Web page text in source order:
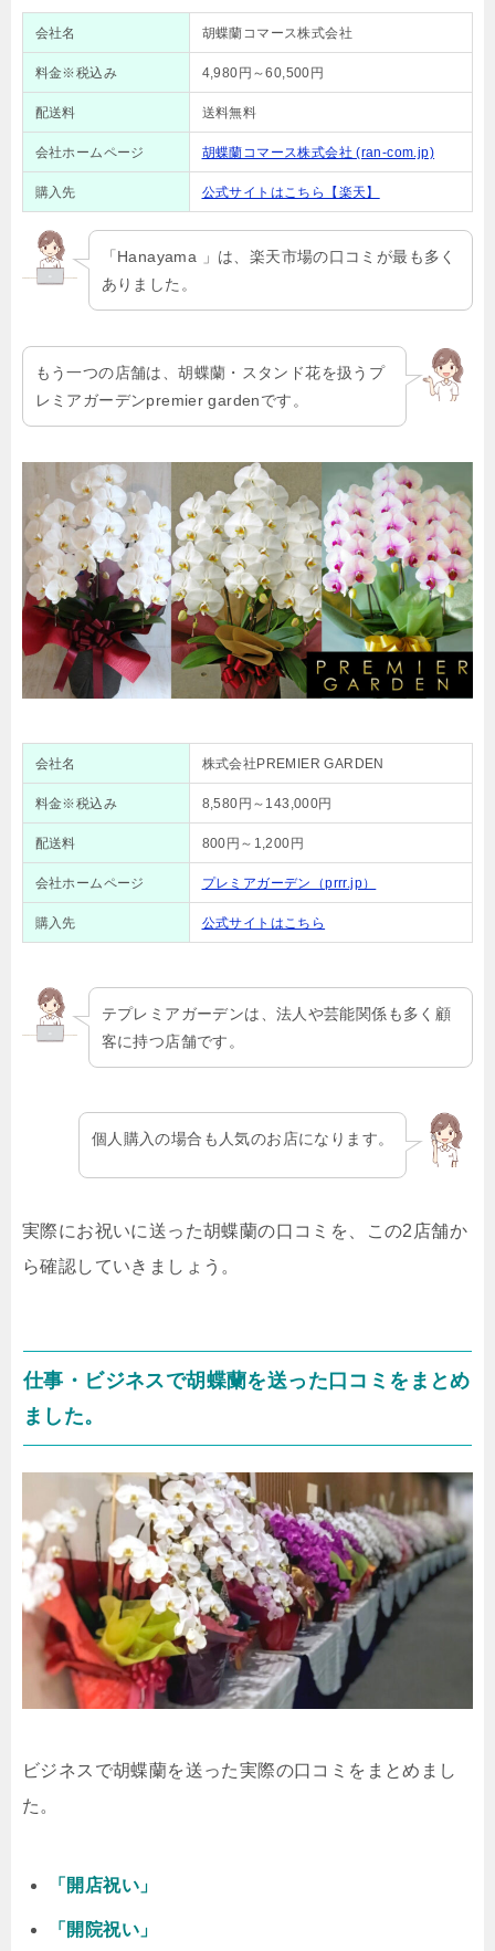
会社名 胡蝶蘭コマース株式会社
料金※税込み 4,980円～60,500円
配送料 送料無料
会社ホームページ 胡蝶蘭コマース株式会社 (ran-com.jp)
購入先 公式サイトはこちら【楽天】
「Hanayama 」は、楽天市場の口コミが最も多く
ありました。
もう一つの店舗は、胡蝶蘭・スタンド花を扱うプ
レミアガーデンpremier gardenです。
会社名 株式会社PREMIER GARDEN
料金※税込み 8,580円～143,000円
配送料 800円～1,200円
会社ホームページ プレミアガーデン（prrr.jp）
購入先 公式サイトはこちら
テプレミアガーデンは、法人や芸能関係も多く顧
客に持つ店舗です。
個人購入の場合も人気のお店になります。
実際にお祝いに送った胡蝶蘭の口コミを、この2店舗か
ら確認していきましょう。
仕事・ビジネスで胡蝶蘭を送った口コミをまとめ
ました。
ビジネスで胡蝶蘭を送った実際の口コミをまとめまし
た。
「開店祝い」
「開院祝い」